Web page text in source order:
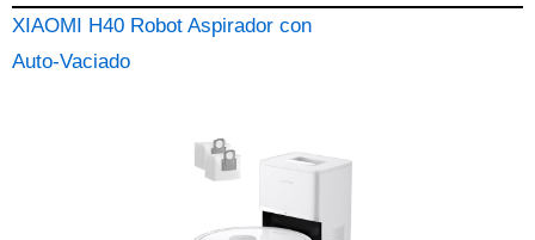
XIAOMI H40 Robot Aspirador con
Auto-Vaciado